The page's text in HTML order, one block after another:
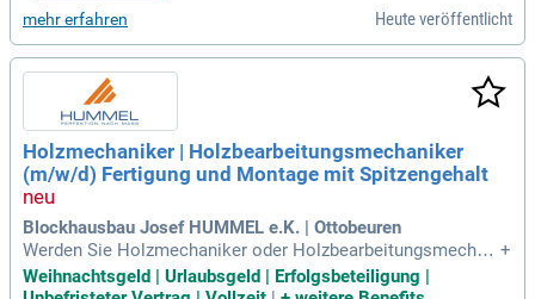
hältst eine fundierte Einarbeitung sowie einen sicheren Arbe
itsplatz in einem erfolgreichen Familienunternehmen. Zude
m bieten wir dir eine attraktive Vergütung, einschließlich ein
es garantierten 13. Monatsgehalts. Bewirb dich jetzt und sta
rte deine Karriere bei uns!
mehr erfahren Heute veröffentlicht
Holzmechaniker | Holzbearbeitungsmechaniker
(m/w/d) ️Fertigung und Montage mit Spitzengehalt
Blockhausbau Josef HUMMEL e.K. | Ottobeuren
Werden Sie Holzmechaniker oder Holzbearbeitungsmechani
ker (m/w/d) und profitieren Sie von einer attraktiven Vergütu
ng und individuellen Entwicklungsmöglichkeiten. Bei uns er
+
Weihnachtsgeld | Urlaubsgeld | Erfolgsbeteiligung |